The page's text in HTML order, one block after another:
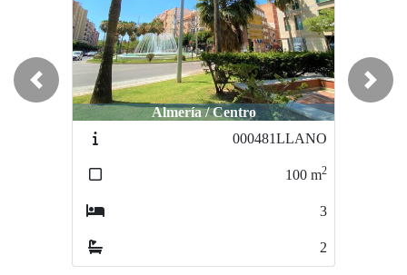
Almería / Centro
000481LLANO
100m2
Almería / Centro
Previous Next